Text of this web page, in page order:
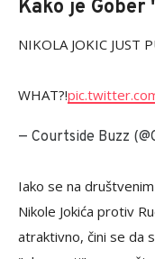
Kako je
NIKOLA JOKIC JUST
WHAT?!
— Courtside Buzz
Iako se na
Nikole Jokića protiv
atraktivno, čini se da